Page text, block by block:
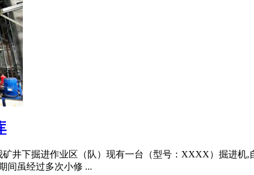
井下掘进作业区（队）现有一台（型号：XXXX）掘进
间虽经过多次小修 ...